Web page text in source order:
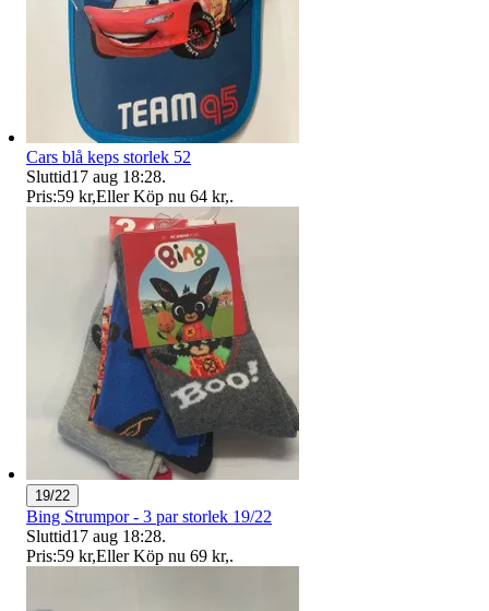
Cars blå keps storlek 52
Sluttid17 aug 18:28.
Pris:59 kr,Eller Köp nu 64 kr,.
19/22
Bing Strumpor - 3 par storlek 19/22
Sluttid17 aug 18:28.
Pris:59 kr,Eller Köp nu 69 kr,.